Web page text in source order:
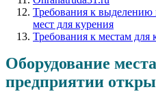
Требования к
мест для курения
Требования к местам для
Оборудование
предприятии